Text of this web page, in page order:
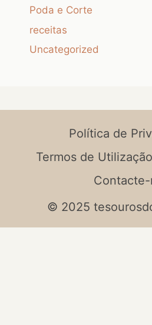
Poda e Corte
receitas
Uncategorized
Política de
Termos de Utilização
© 2025